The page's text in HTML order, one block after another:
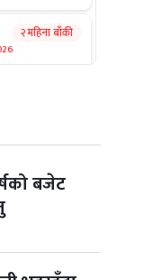
२ महिना बाँकी
बजेट